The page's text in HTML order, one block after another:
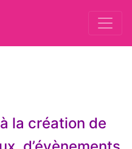
la création de